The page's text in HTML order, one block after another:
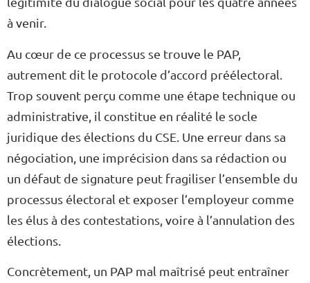
à venir.
Au cœur de ce processus se trouve le PAP,
autrement dit le protocole d’accord préélectoral
Trop souvent perçu comme une étape technique ou
administrative, il constitue en réalité le socle
juridique des élections du CSE. Une erreur dans sa
négociation, une imprécision dans sa rédaction ou
un défaut de signature peut fragiliser l’ensemble du
processus électoral et exposer l’employeur comme
les élus à des contestations, voire à l’annulation des
élections.
Concrètement, un PAP mal maîtrisé peut entraîner